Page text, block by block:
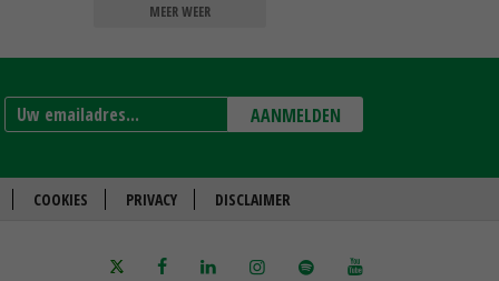
MEER WEER
AANMELDEN
COOKIES PRIVACY DISCLAIMER